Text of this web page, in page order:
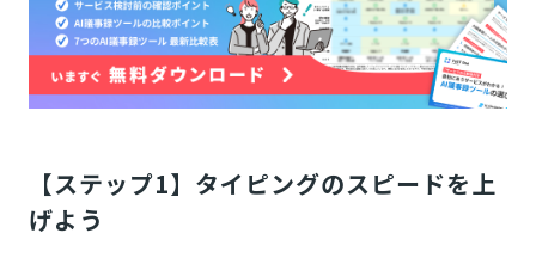
【ステップ1】タイピングのスピードを上
げよう